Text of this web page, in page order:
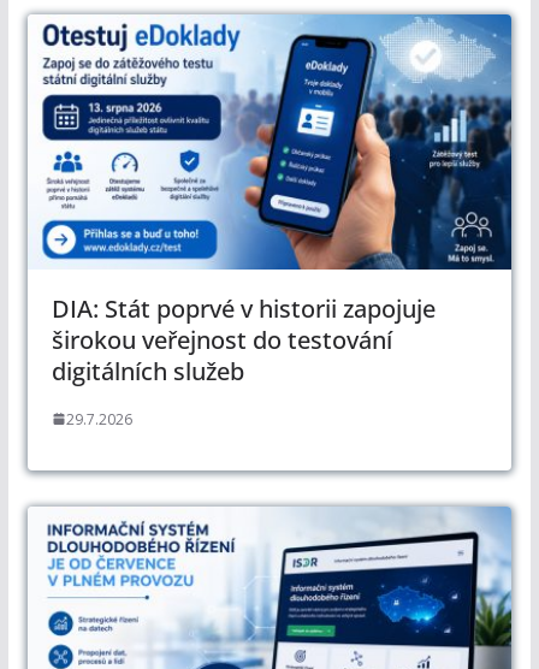
DIA: Stát poprvé v historii zapojuje
širokou veřejnost do testování
digitálních služeb
29.7.2026